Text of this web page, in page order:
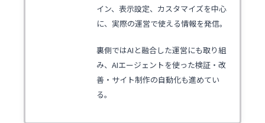
イン、表示設定、カスタマイズを中心
に、実際の運営で使える情報を発信。
裏側ではAIと融合した運営にも取り組
み、AIエージェントを使った検証・改
善・サイト制作の自動化も進めてい
る。